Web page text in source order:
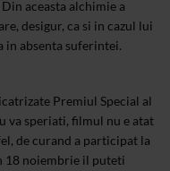
aceasta alchimie a
desigur, ca si in cazul lui
in absenta suferintei.
Premiul Special al
va speriati, filmul nu e atat
de curand a participat la
18 noiembrie il puteti